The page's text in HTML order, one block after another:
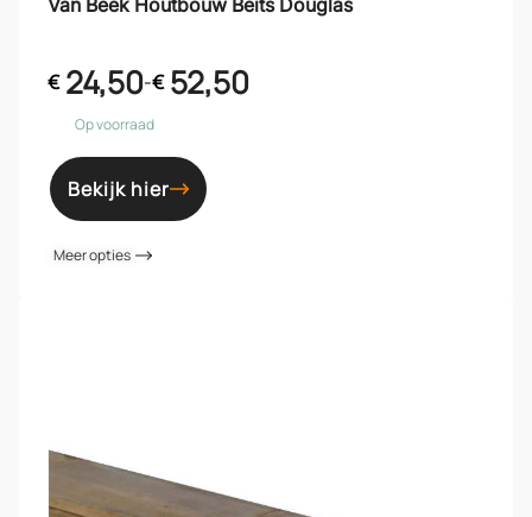
€24,50-€52,50
Op voorraad
Bekijk hier
Meer opties